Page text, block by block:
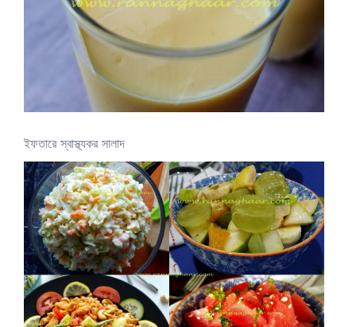
ইফতারে স্বাস্থ্যকর সালাদ